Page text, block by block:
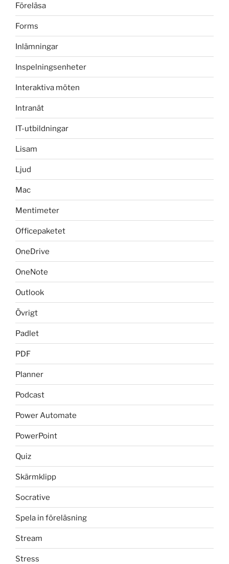
Föreläsa
Forms
Inlämningar
Inspelningsenheter
Interaktiva möten
Intranät
IT-utbildningar
Lisam
Ljud
Mac
Mentimeter
Officepaketet
OneDrive
OneNote
Outlook
Övrigt
Padlet
PDF
Planner
Podcast
Power Automate
PowerPoint
Quiz
Skärmklipp
Socrative
Spela in föreläsning
Stream
Stress